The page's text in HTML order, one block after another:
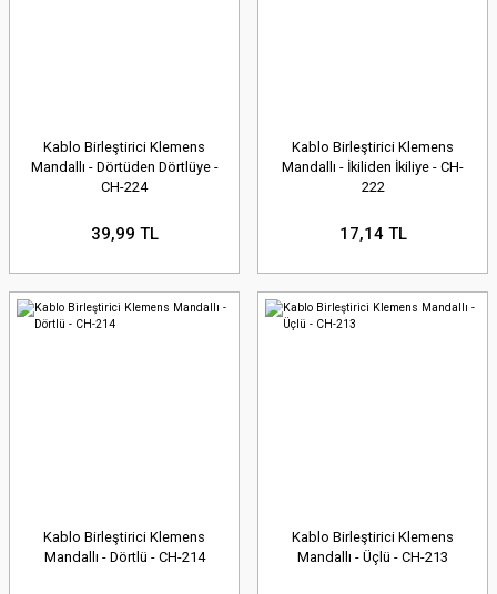
Kablo Birleştirici Klemens
Mandallı - Dörtüden Dörtlüye -
CH-224
39,99 TL
Kablo Birleştirici Klemens
Mandallı - İkiliden İkiliye - CH-
222
17,14 TL
Kablo Birleştirici Klemens
Mandallı - Dörtlü - CH-214
Kablo Birleştirici Klemens
Mandallı - Üçlü - CH-213